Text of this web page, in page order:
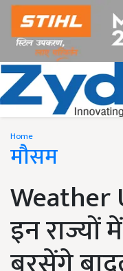
Home
मौसम
इन राज्यों